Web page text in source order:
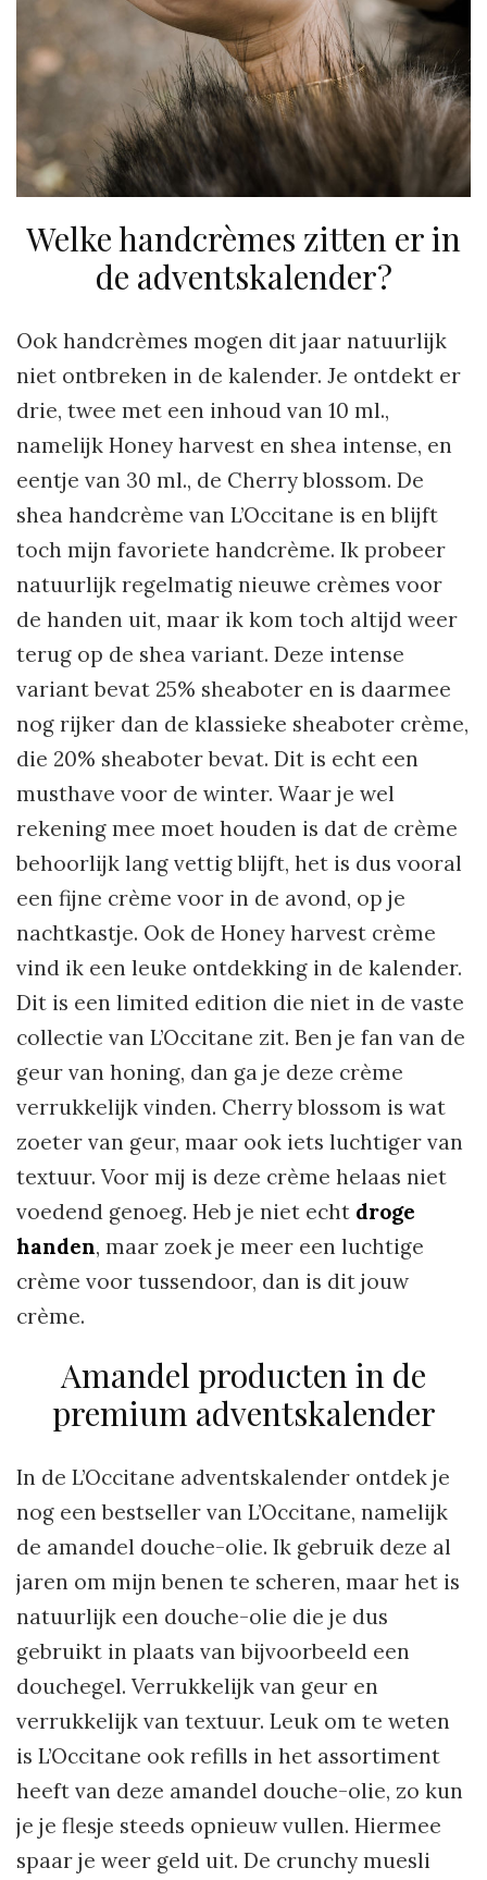
Welke handcrèmes zitten er in
de adventskalender?
Ook handcrèmes mogen dit jaar natuurlijk
niet ontbreken in de kalender. Je ontdekt er
drie, twee met een inhoud van 10 ml.,
namelijk Honey harvest en shea intense, en
eentje van 30 ml., de Cherry blossom. De
shea handcrème van L’Occitane is en blijft
toch mijn favoriete handcrème. Ik probeer
natuurlijk regelmatig nieuwe crèmes voor
de handen uit, maar ik kom toch altijd weer
terug op de shea variant. Deze intense
variant bevat 25% sheaboter en is daarmee
nog rijker dan de klassieke sheaboter crème,
die 20% sheaboter bevat. Dit is echt een
musthave voor de winter. Waar je wel
rekening mee moet houden is dat de crème
behoorlijk lang vettig blijft, het is dus vooral
een fijne crème voor in de avond, op je
nachtkastje. Ook de Honey harvest crème
vind ik een leuke ontdekking in de kalender.
Dit is een limited edition die niet in de vaste
collectie van L’Occitane zit. Ben je fan van de
geur van honing, dan ga je deze crème
verrukkelijk vinden. Cherry blossom is wat
zoeter van geur, maar ook iets luchtiger van
textuur. Voor mij is deze crème helaas niet
voedend genoeg. Heb je niet echt droge
handen, maar zoek je meer een luchtige
crème voor tussendoor, dan is dit jouw
crème.
Amandel producten in de
premium adventskalender
In de L’Occitane adventskalender ontdek je
nog een bestseller van L’Occitane, namelijk
de amandel douche-olie. Ik gebruik deze al
jaren om mijn benen te scheren, maar het is
natuurlijk een douche-olie die je dus
gebruikt in plaats van bijvoorbeeld een
douchegel. Verrukkelijk van geur en
verrukkelijk van textuur. Leuk om te weten
is L’Occitane ook refills in het assortiment
heeft van deze amandel douche-olie, zo kun
je je flesje steeds opnieuw vullen. Hiermee
spaar je weer geld uit. De crunchy muesli